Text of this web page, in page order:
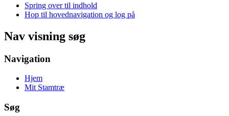
Spring over til indhold
Hop til hovednavigation og log på
Nav visning søg
Navigation
Hjem
Mit Stamtræ
Søg